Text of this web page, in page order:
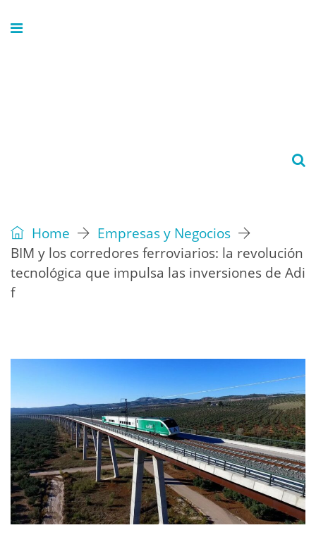
Home
Empresas y Negocios
BIM y los corredores ferroviarios: la revolución
tecnológica que impulsa las inversiones de Adi
f